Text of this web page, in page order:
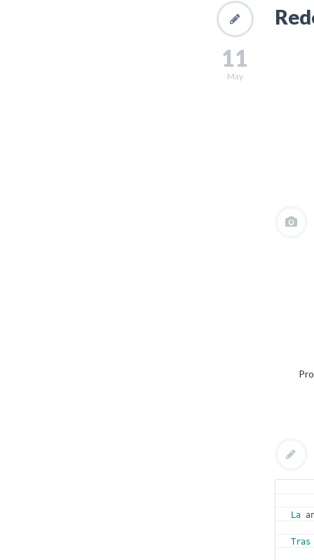
11
May
La
Tras